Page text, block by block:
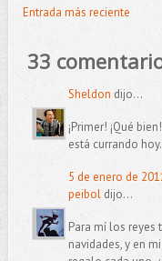
Entrada más reciente
33
Sheldon dijo...
¡Primer! ¡Qué
está currando
5 de enero de
peiboldijo...
Para mí los reyes
navidades, y en